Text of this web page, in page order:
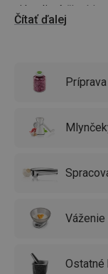
aj kvalitné škrabky
skrátka prácu v
Pozrite sa aj na
sviečkovú,
sú aj naše mixéry:
Čítať ďalej
Váženie
Ostatné